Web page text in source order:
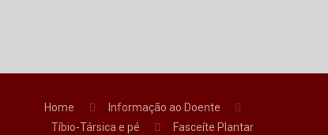
Home
Informação ao Doente
Tíbio-Társica e pé
Fasceíte Plantar